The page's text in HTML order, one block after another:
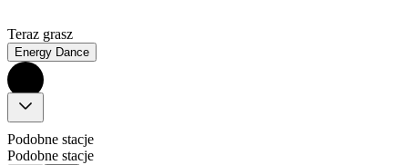
Teraz grasz
Energy Dance
Podobne stacje
Podobne stacje